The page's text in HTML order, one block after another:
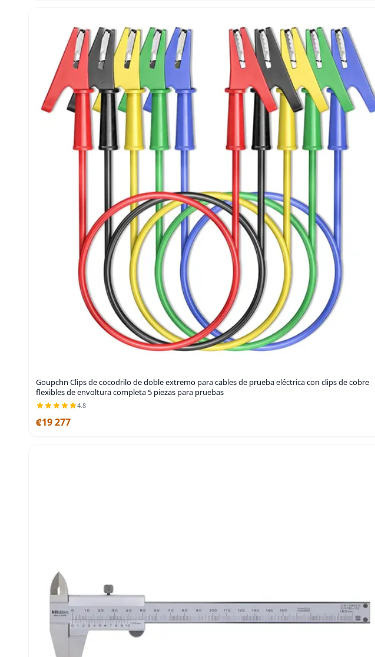
Goupchn Clips de cocodrilo de doble extremo para cables de prueba eléctrica con clips de cobre
flexibles de envoltura completa 5 piezas para pruebas
4.8
₡19 277